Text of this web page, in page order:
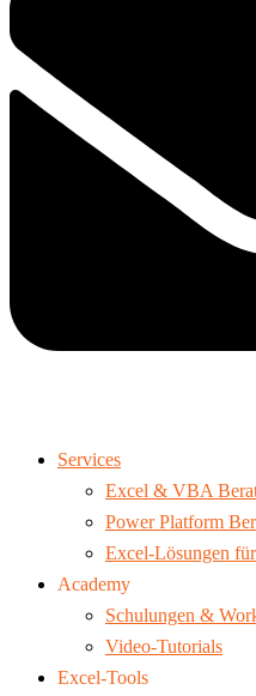
Services
Excel & VBA
Power Platform
Excel-Lösungen
Academy
Schulungen &
Video-Tutorials
Excel-Tools